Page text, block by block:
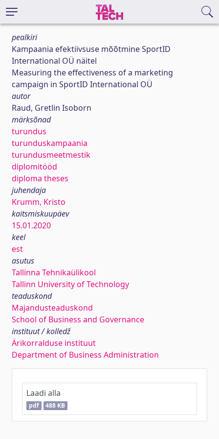
pealkiri
Kampaania efektiivsuse mõõtmine SportID
International OÜ näitel
Measuring the effectiveness of a marketing
campaign in SportID International OÜ
autor
Raud, Gretlin Isoborn
märksõnad
turundus
turunduskampaania
turundusmeetmestik
diplomitööd
diploma theses
juhendaja
Krumm, Kristo
kaitsmiskuupäev
15.01.2020
keel
est
asutus
Tallinna Tehnikaülikool
Tallinn University of Technology
teaduskond
Majandusteaduskond
School of Business and Governance
instituut / kolledž
Ärikorralduse instituut
Department of Business Administration
Laadi alla
pdf 488 KB